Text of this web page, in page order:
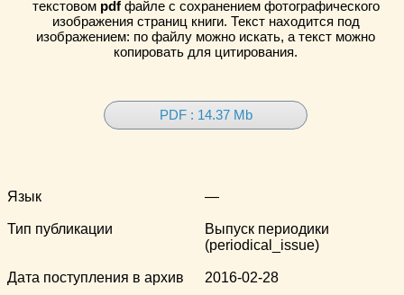
текстовом pdfфайле с сохранением фотографического
изображения страниц книги. Текст находится под
изображением: по файлу можно искать, а текст можно
копировать для цитирования.
PDF : 14.37 Mb
Язык —
Тип публикации
Выпуск периодики
(periodical_issue)
Дата поступления в архив 2016-02-28